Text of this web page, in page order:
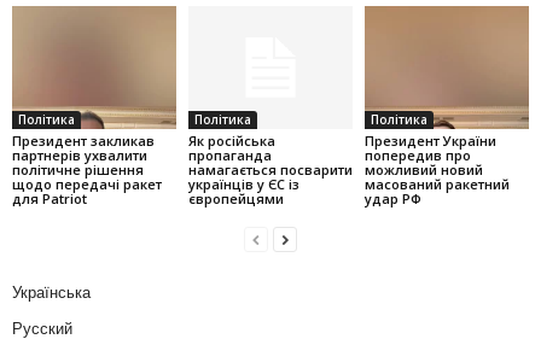
Політика
Президент закликав
партнерів ухвалити
політичне рішення
щодо передачі ракет
для Patriot
Політика
Як російська
пропаганда
намагається посварити
українців у ЄС із
європейцями
Політика
Президент України
попередив про
можливий новий
масований ракетний
удар РФ
Українська
Русский